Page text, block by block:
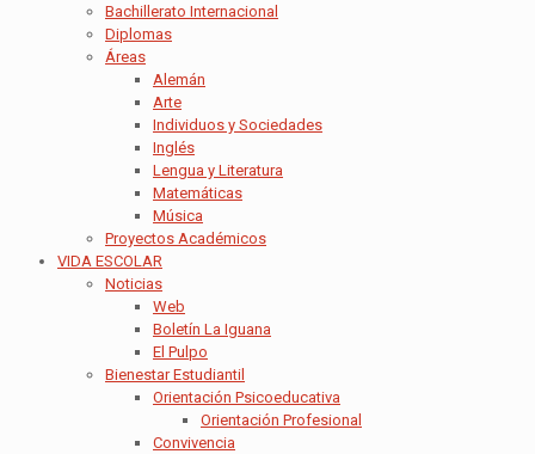
Bachillerato Internacional
Diplomas
Áreas
Alemán
Arte
Individuos y Sociedades
Inglés
Lengua y Literatura
Matemáticas
Música
Proyectos Académicos
VIDA ESCOLAR
Noticias
Web
Boletín La Iguana
El Pulpo
Bienestar Estudiantil
Orientación Psicoeducativa
Orientación Profesional
Convivencia